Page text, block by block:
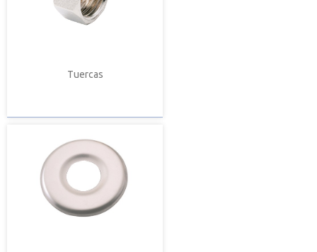
Tuercas